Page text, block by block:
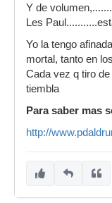
Y de
Les
Yo la tengo
mortal, tanto en
Cada vez q tiro
tiembla
Para saber mas
http://